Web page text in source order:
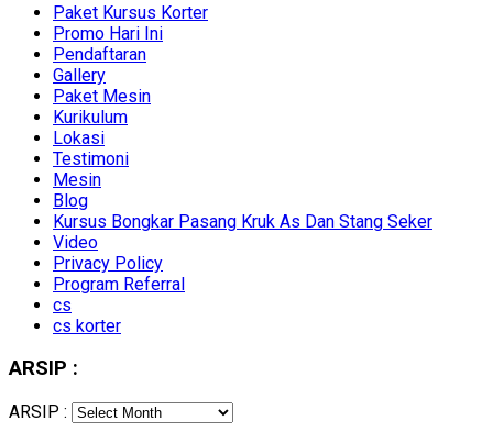
Paket Kursus Korter
Promo Hari Ini
Pendaftaran
Gallery
Paket Mesin
Kurikulum
Lokasi
Testimoni
Mesin
Blog
Kursus Bongkar Pasang Kruk As Dan Stang Seker
Video
Privacy Policy
Program Referral
cs
cs korter
ARSIP :
ARSIP :